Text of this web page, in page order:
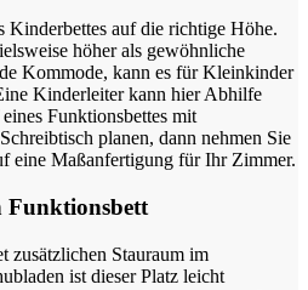
Kinderbettes auf die richtige Höhe.
höher als gewöhnliche
Kommode, kann es für Kleinkinder
Kinderleiter kann hier Abhilfe
Funktionsbettes mit
planen, dann nehmen Sie
eine Maßanfertigung für Ihr Zimmer.
Funktionsbett
zusätzlichen Stauraum im
ist dieser Platz leicht